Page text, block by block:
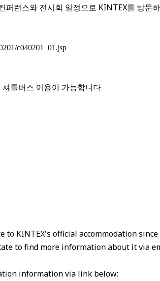
퍼런스와 전시회 일정으로 KINTEX를 방
c040201_01.jsp
틀버스 이용이 가능합니다
to KINTEX's official accommodation
to find more information about it via
information via link below;